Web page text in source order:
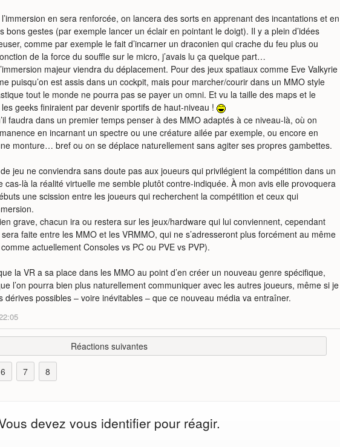
en sera renforcée, on lancera des sorts en apprenant des incantations et en
bons gestes (par exemple lancer un éclair en pointant le doigt). Il y a plein d’idées
comme par exemple le fait d’incarner un draconien qui crache du feu plus ou
de la force du souffle sur le micro, j’avais lu ça quelque part…
majeur viendra du déplacement. Pour des jeux spatiaux comme Eve Valkyrie
puisqu’on est assis dans un cockpit, mais pour marcher/courir dans un MMO style
tout le monde ne pourra pas se payer un omni. Et vu la taille des maps et le
geeks finiraient par devenir sportifs de haut-niveau !
faudra dans un premier temps penser à des MMO adaptés à ce niveau-là, où on
en incarnant un spectre ou une créature ailée par exemple, ou encore en
monture… bref ou on se déplace naturellement sans agiter ses propres gambettes.
jeu ne conviendra sans doute pas aux joueurs qui privilégient la compétition dans un
cas-là la réalité virtuelle me semble plutôt contre-indiquée. À mon avis elle provoquera
une scission entre les joueurs qui recherchent la compétition et ceux qui
grave, chacun ira ou restera sur les jeux/hardware qui lui conviennent, cependant
faite entre les MMO et les VRMMO, qui ne s’adresseront plus forcément au même
actuellement Consoles vs PC ou PVE vs PVP).
la VR a sa place dans les MMO au point d’en créer un nouveau genre spécifique,
l’on pourra bien plus naturellement communiquer avec les autres joueurs, même si je
dérives possibles – voire inévitables – que ce nouveau média va entraîner.
Réactions suivantes
6 7 8
devez vous identifier pour réagir.